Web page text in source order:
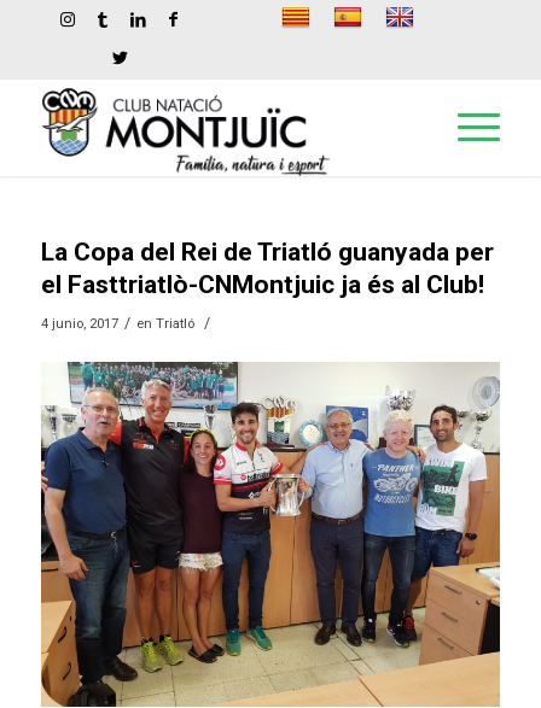
La Copa del Rei de Triatló guanyada per
el Fasttriatlò-CNMontjuic ja és al Club!
4 junio, 2017 / en Triatló /